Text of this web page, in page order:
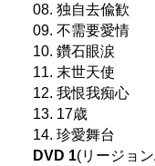
08. 独自去偸歓
09. 不需要愛情
10. 鑽石眼涙
11. 末世天使
12. 我恨我痴心
13. 17歳
14. 珍愛舞台
DVD 1(リージョ